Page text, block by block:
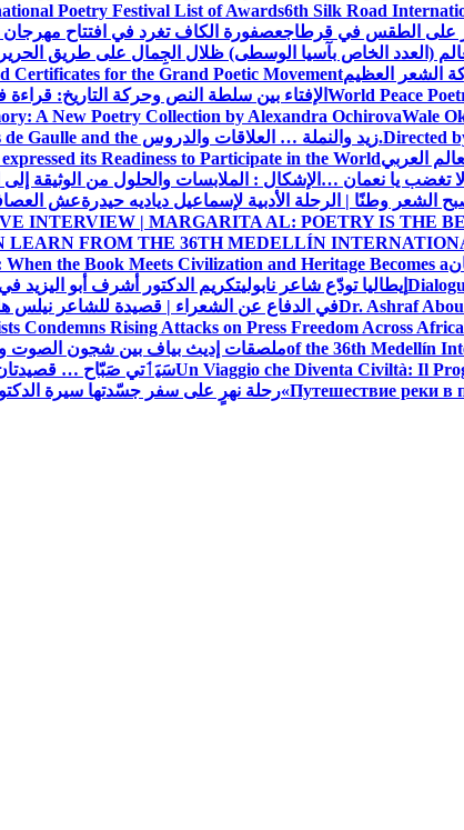
Poetry Festival List of Awards6th Silk Road
على الطقس في قرطاجعصفورة الكاف تغرد في افتتاح مهرجان
(العدد الخاص بآسيا الوسطى) ظلال الجِمال على طريق الحرير
الشعر العظيمCertificates for the Grand Poetic Movement
World Peace الإفتاء بين سلطة النص وحركة التاريخ: قراءة
A New Poetry Collection by Alexandra OchirovaWale
Directed زيد والنملة … العلاقات والدروس Gaulle and the
العربيits Readiness to Participate in the World
لا تغضب يا نعمان …الإشكال : الملابسات والحلول من الوثيقة
الشعر وطنًا | الرحلة الأدبية لإسماعيل دياديه حيدرةعش
INTERVIEW | MARGARITA AL: POETRY IS THE
LEARN FROM THE 36TH MEDELLÍN
the Book Meets Civilization and Heritage Becomes a
إيطاليا تودّع شاعر نابوليتكريم الدكتور أشرف أبو اليزيد
Dr. Ashrafفي الدفاع عن الشعراء | قصيدة للشاعر نيلس
Condemns Rising Attacks on Press Freedom Across Africa
of the 36th Medellínملصقات إديث بياف بين شجون الصوت
Un Viaggio che Diventa Civiltà: Ilسَيَٲتي صَبّاح … قصيدتان
Путешествие реки в رحلة نهرٍ على سفر جسّدتها سيرة